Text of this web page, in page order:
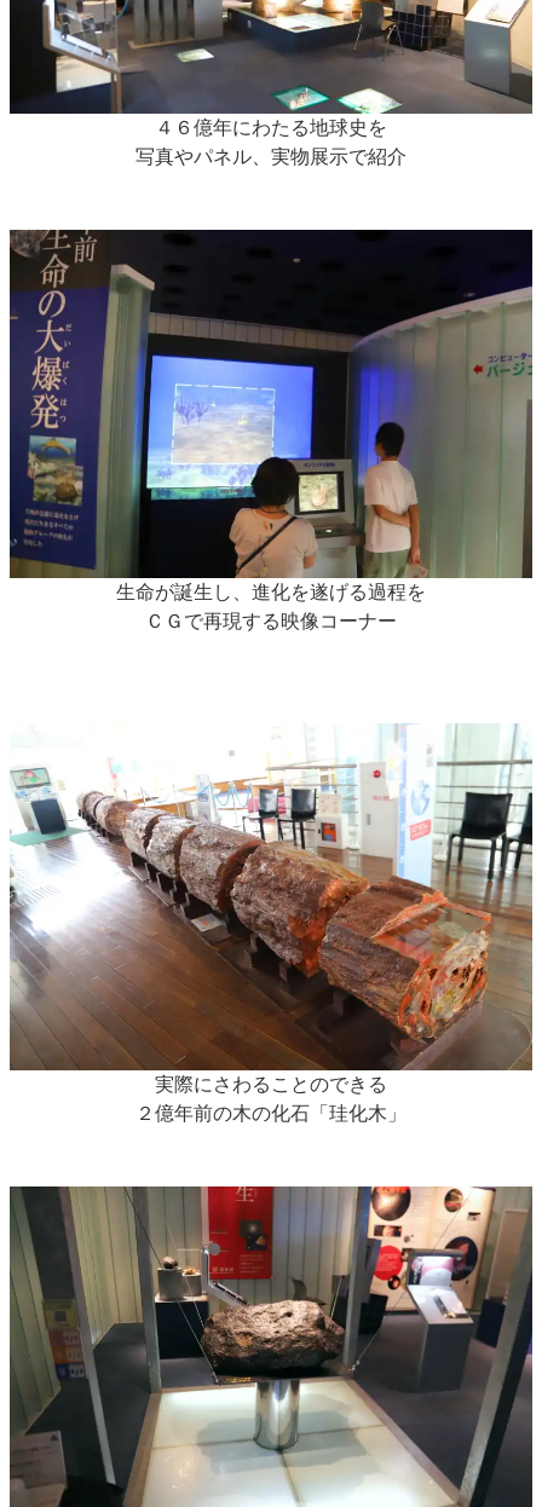
４６億年にわたる地球史を
写真やパネル、実物展示で紹介
生命が誕生し、進化を遂げる過程を
ＣＧで再現する映像コーナー
実際にさわることのできる
２億年前の木の化石「珪化木」